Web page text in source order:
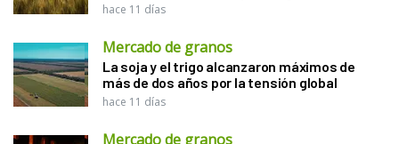
hace 11 días
Mercado de granos
La soja y el trigo alcanzaron máximos de
más de dos años por la tensión global
hace 11 días
Mercado de granos